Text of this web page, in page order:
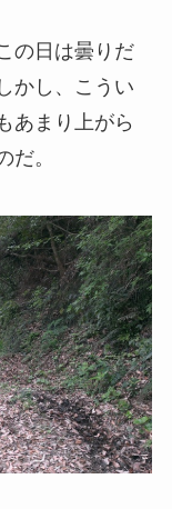
の日は曇りだ
かし、こうい
あまり上がら
だ。